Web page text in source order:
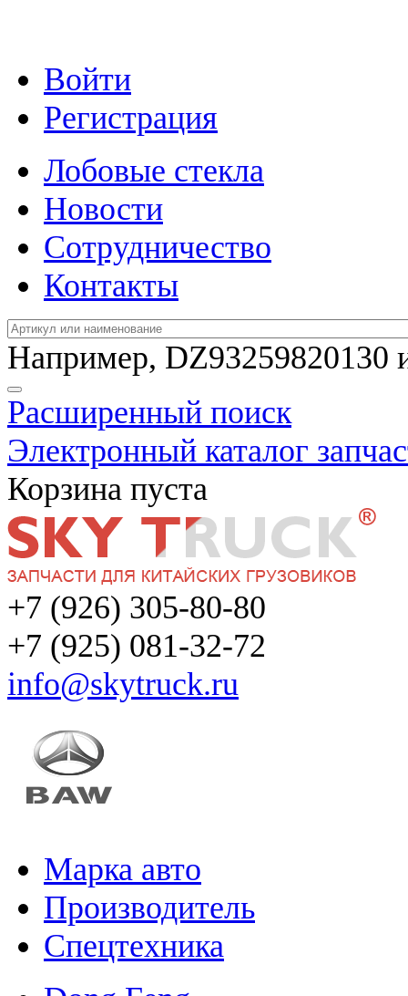
Войти
Регистрация
Лобовые стекла
Новости
Сотрудничество
Контакты
Например, DZ93259820130
Расширенный поиск
Электронный каталог
Корзина пуста
+7 (926) 305-80-80
+7 (925) 081-32-72
info@skytruck.ru
Марка авто
Производитель
Спецтехника